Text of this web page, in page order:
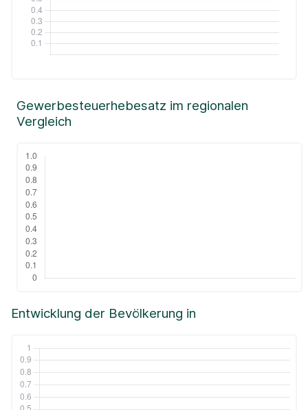
Entwicklung der Bevölkerung in
Gewerbesteuerhebesatz im regionalen
Vergleich